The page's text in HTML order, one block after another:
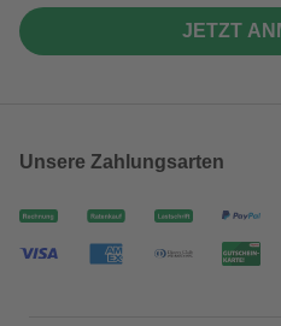
JETZT
Unsere Zahlungsarten